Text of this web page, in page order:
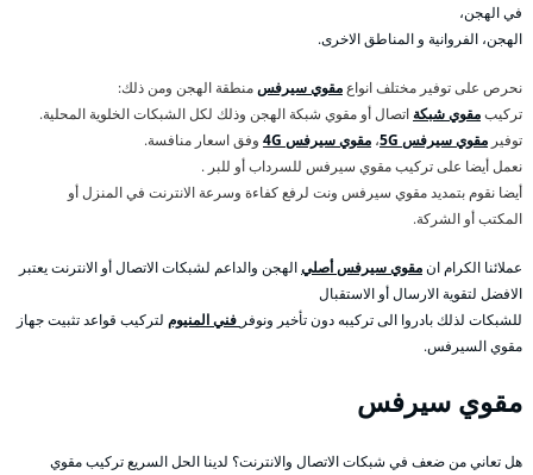
في الهجن،
الهجن، الفروانية و المناطق الاخرى.
نحرص على توفير مختلف انواعمقوي سيرفسمنطقة الهجن ومن ذلك:
تركيبمقوي شبكة اتصال أو مقوي شبكة الهجن وذلك لكل الشبكات الخلوية المحلية.
توفير مقوي سيرفس 5G ، مقوي سيرفس 4G
وفق اسعار منافسة.
نعمل أيضا على تركيب مقوي سيرفس للسرداب أو للبر .
أيضا نقوم بتمديد مقوي سيرفس ونت لرفع كفاءة وسرعة الانترنت في المنزل أو
المكتب أو الشركة.
عملائنا الكرام انمقوي سيرفس أصليالهجن والداعم لشبكات الاتصال أو الانترنت يعتبر
الافضل لتقوية الارسال أو الاستقبال
للشبكات لذلك بادروا الى تركيبه دون تأخير ونوفر فني المنيوم لتركيب قواعد تثبيت جهاز
مقوي السيرفس.
مقوي سيرفس
هل تعاني من ضعف في شبكات الاتصال والانترنت؟ لدينا الحل السريع تركيب مقوي